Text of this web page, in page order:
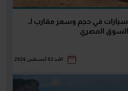
بعد إطلاقها الرسمي.. 7 سيارات في حجم وسعر مقارب لـ
الأحد 02 أغسطس 2026